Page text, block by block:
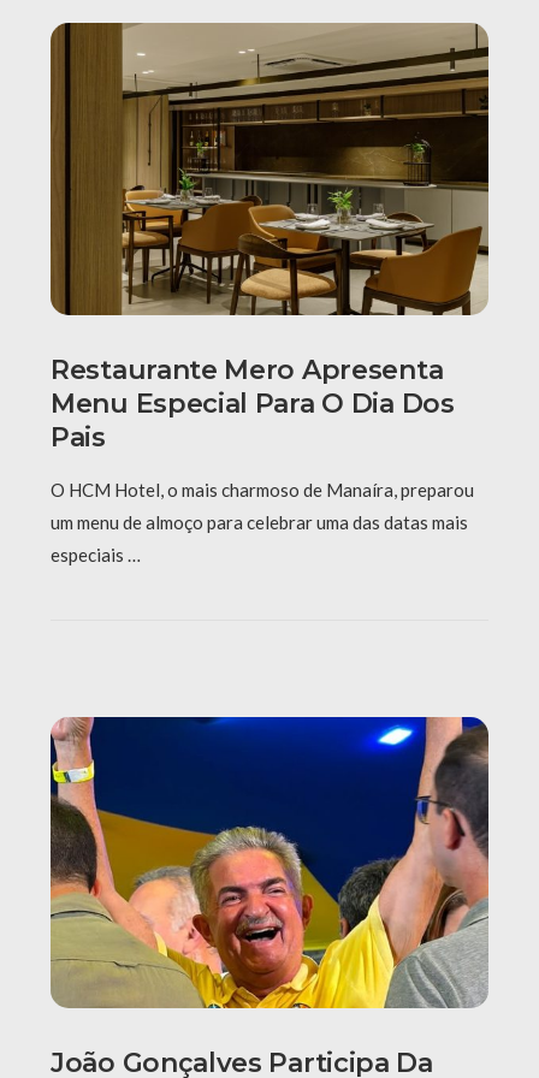
Restaurante Mero Apresenta
Menu Especial Para O Dia Dos
Pais
O HCM Hotel, o mais charmoso de Manaíra, preparou
um menu de almoço para celebrar uma das datas mais
especiais …
João Gonçalves Participa Da